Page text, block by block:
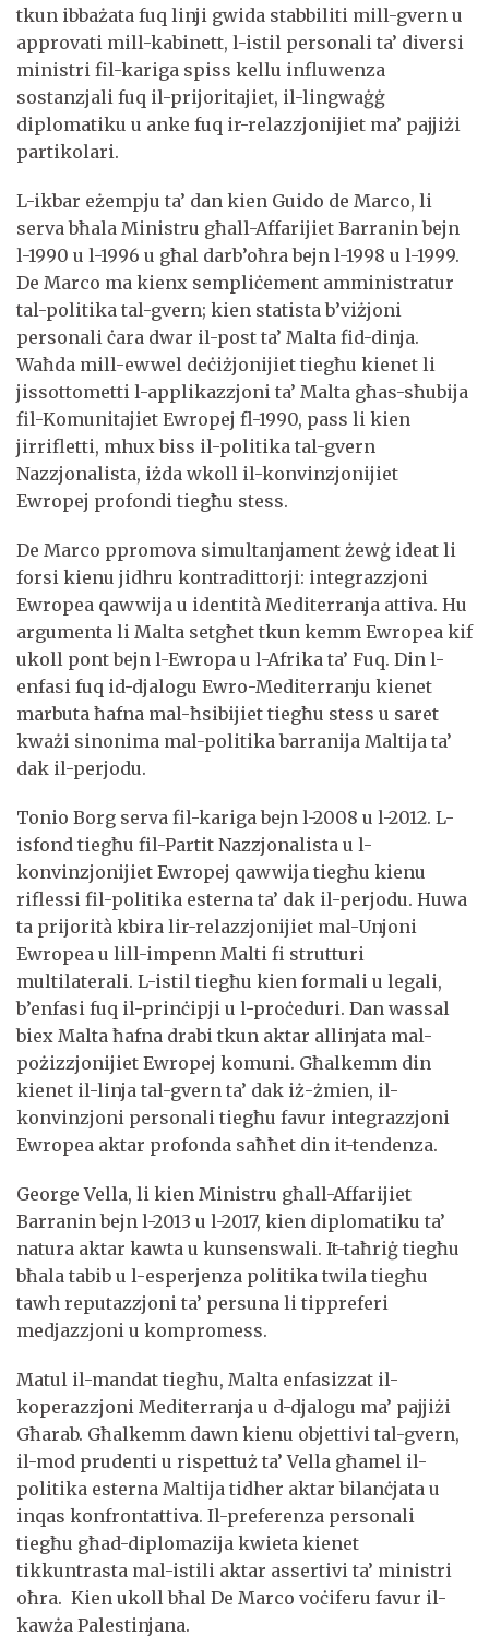
tkun ibbażata fuq linji gwida stabbiliti mill-gvern u
approvati mill-kabinett, l-istil personali ta’ diversi
ministri fil-kariga spiss kellu influwenza
sostanzjali fuq il-prijoritajiet, il-lingwaġġ
diplomatiku u anke fuq ir-relazzjonijiet ma’ pajjiżi
partikolari.
L-ikbar eżempju ta’ dan kien Guido de Marco, li
serva bħala Ministru għall-Affarijiet Barranin bejn
l-1990 u l-1996 u għal darb’oħra bejn l-1998 u l-1999.
De Marco ma kienx sempliċement amministratur
tal-politika tal-gvern; kien statista b’viżjoni
personali ċara dwar il-post ta’ Malta fid-dinja.
Waħda mill-ewwel deċiżjonijiet tiegħu kienet li
jissottometti l-applikazzjoni ta’ Malta għas-sħubija
fil-Komunitajiet Ewropej fl-1990, pass li kien
jirrifletti, mhux biss il-politika tal-gvern
Nazzjonalista, iżda wkoll il-konvinzjonijiet
Ewropej profondi tiegħu stess.
De Marco ppromova simultanjament żewġ ideat li
forsi kienu jidhru kontradittorji: integrazzjoni
Ewropea qawwija u identità Mediterranja attiva. Hu
argumenta li Malta setgħet tkun kemm Ewropea kif
ukoll pont bejn l-Ewropa u l-Afrika ta’ Fuq. Din l-
enfasi fuq id-djalogu Ewro-Mediterranju kienet
marbuta ħafna mal-ħsibijiet tiegħu stess u saret
kważi sinonima mal-politika barranija Maltija ta’
dak il-perjodu.
Tonio Borg serva fil-kariga bejn l-2008 u l-2012. L-
isfond tiegħu fil-Partit Nazzjonalista u l-
konvinzjonijiet Ewropej qawwija tiegħu kienu
riflessi fil-politika esterna ta’ dak il-perjodu. Huwa
ta prijorità kbira lir-relazzjonijiet mal-Unjoni
Ewropea u lill-impenn Malti fi strutturi
multilaterali. L-istil tiegħu kien formali u legali,
b’enfasi fuq il-prinċipji u l-proċeduri. Dan wassal
biex Malta ħafna drabi tkun aktar allinjata mal-
pożizzjonijiet Ewropej komuni. Għalkemm din
kienet il-linja tal-gvern ta’ dak iż-żmien, il-
konvinzjoni personali tiegħu favur integrazzjoni
Ewropea aktar profonda saħħet din it-tendenza.
George Vella, li kien Ministru għall-Affarijiet
Barranin bejn l-2013 u l-2017, kien diplomatiku ta’
natura aktar kawta u kunsenswali. It-taħriġ tiegħu
bħala tabib u l-esperjenza politika twila tiegħu
tawh reputazzjoni ta’ persuna li tippreferi
medjazzjoni u kompromess.
Matul il-mandat tiegħu, Malta enfasizzat il-
koperazzjoni Mediterranja u d-djalogu ma’ pajjiżi
Għarab. Għalkemm dawn kienu objettivi tal-gvern,
il-mod prudenti u rispettuż ta’ Vella għamel il-
politika esterna Maltija tidher aktar bilanċjata u
inqas konfrontattiva. Il-preferenza personali
tiegħu għad-diplomazija kwieta kienet
tikkuntrasta mal-istili aktar assertivi ta’ ministri
oħra. Kien ukoll bħal De Marco voċiferu favur il-
kawża Palestinjana.